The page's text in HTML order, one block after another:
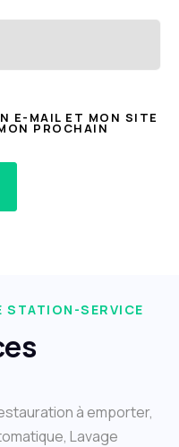
E-MAIL ET MON SITE
PROCHAIN
STATION-SERVICE
à emporter,
Lavage